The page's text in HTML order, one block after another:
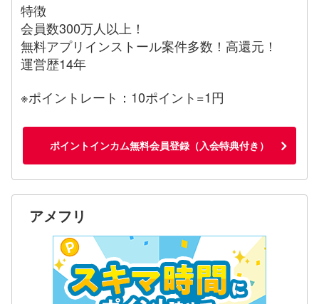
特徴
会員数300万人以上！
無料アプリインストール案件多数！高還元！
運営歴14年
※ポイントレート：10ポイント=1円
ポイントインカム無料会員登録（入会特典付き）
アメフリ